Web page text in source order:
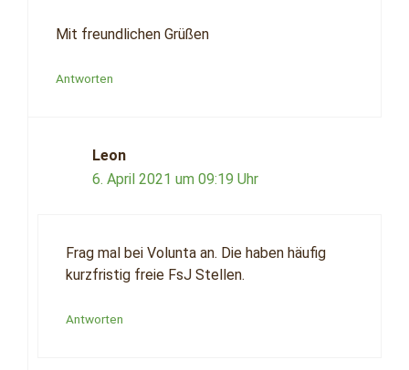
Mit freundlichen Grüßen
Antworten
Leon
6. April 2021 um 09:19 Uhr
Frag mal bei Volunta an. Die haben häufig
kurzfristig freie FsJ Stellen.
Antworten